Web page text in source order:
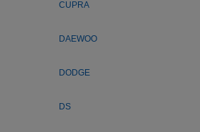
CUPRA
DAEWOO
DODGE
DS